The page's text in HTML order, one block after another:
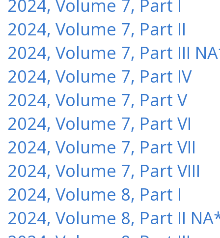
2024, Volume 7, Part I
2024, Volume 7, Part II
2024, Volume 7, Part III
2024, Volume 7, Part IV
2024, Volume 7, Part V
2024, Volume 7, Part VI
2024, Volume 7, Part VII
2024, Volume 7, Part VIII
2024, Volume 8, Part I
2024, Volume 8, Part II